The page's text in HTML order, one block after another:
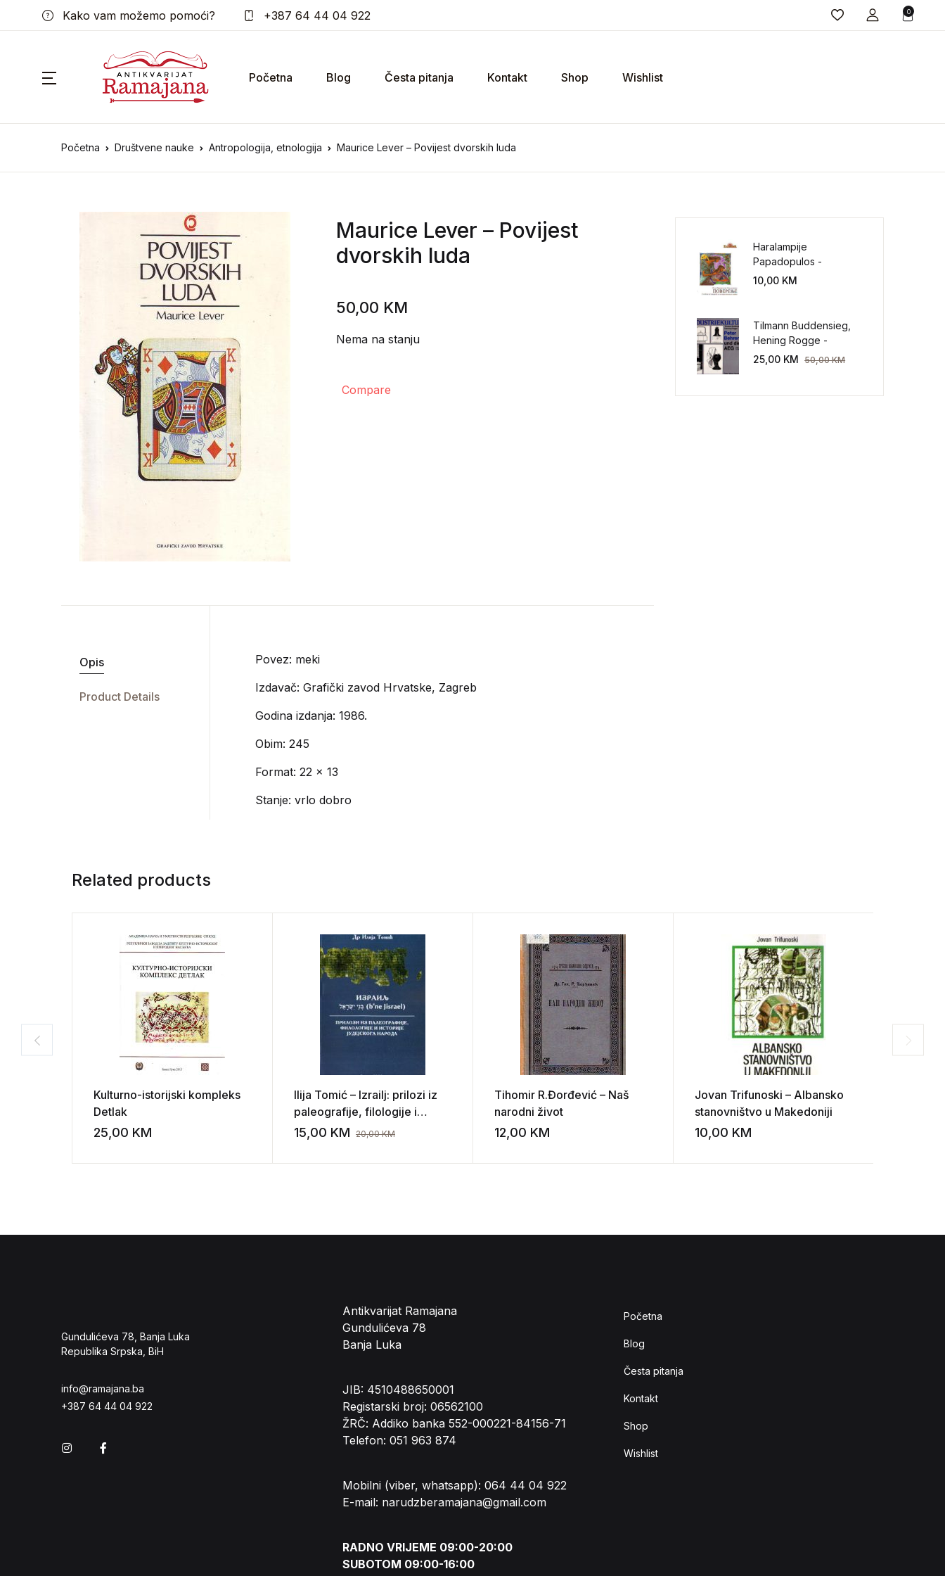
Kako vam možemo pomoći? +387 64 44 04 922 0
Početna Blog Česta pitanja Kontakt Shop Wishlist
Početna Društvene nauke Antropologija, etnologija Maurice Lever – Povijest dvorskih luda
Maurice Lever – Povijest
dvorskih luda
50,00 KM
Nema na stanju
Compare
Opis
Product Details
Povez: meki
Izdavač: Grafički zavod Hrvatske, Zagreb
Godina izdanja: 1986.
Obim: 245
Format: 22 x 13
Stanje: vrlo dobro
Haralampije
Papadopulos -
Poverenje: sloboda od
10,00 KM
Tilmann Buddensieg,
Hening Rogge -
Industriekultur: Peter
25,00 KM 50,00KM
Related products
Kulturno-istorijski kompleks
Detlak
25,00 KM Add to wishlist
Ilija Tomić – Izrailj: prilozi iz
paleografije, filologije i
istorije judejskog naroda
15,00 KM 20,00KM Add to wishlist
Tihomir R.Đorđević – Naš
narodni život
12,00 KM Add to wishlist
Jovan Trifunoski – Albansko
stanovništvo u Makedoniji
10,00 KM
Gundulićeva 78, Banja Luka
Republika Srpska, BiH
info@ramajana.ba
+387 64 44 04 922
Instagram
Antikvarijat Ramajana
Gundulićeva 78
Banja Luka
JIB: 4510488650001
Registarski broj: 06562100
ŽRČ: Addiko banka 552-000221-84156-71
Telefon: 051 963 874
Mobilni (viber, whatsapp): 064 44 04 922
E-mail: narudzberamajana@gmail.com
RADNO VRIJEME 09:00-20:00
SUBOTOM 09:00-16:00
Početna
Blog
Česta pitanja
Kontakt
Shop
Wishlist